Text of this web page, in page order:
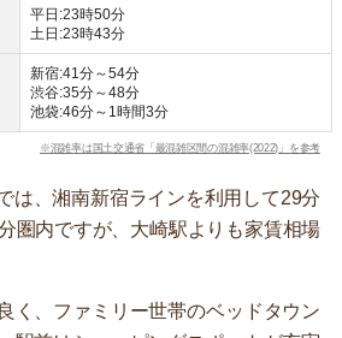
平日:23時50分
土日:23時43分
新宿:41分～54分
渋谷:35分～48分
池袋:46分～1時間3分
※混雑率は国土交通省「最混雑区間の混雑率(2022)」を参考
は、湘南新宿ラインを利用して29分
圏内ですが、大崎駅よりも家賃相場
く、ファミリー世帯のベッドタウン